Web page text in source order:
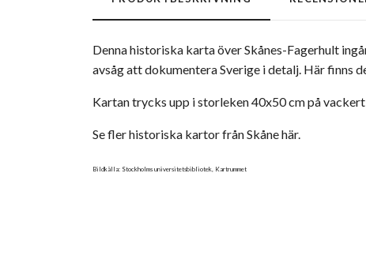
Denna historiska karta över Skånes-Fagerhult
avsåg att dokumentera Sverige i detalj. Här finns
Kartan trycks upp i storleken 40x50 cm på
Se fler historiska kartor från Skåne här.
Bildkälla: Stockholms universitetsbibliotek, Kartrummet